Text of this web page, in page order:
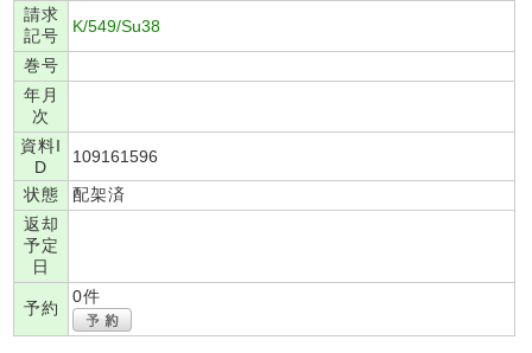
請求
記号
K/549/Su38
巻号
年月
次
資料I
D
109161596
状態
配架済
返却
予定
日
予約
0件